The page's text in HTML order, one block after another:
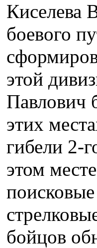
Киселева
боевого
этой
Павлович
этих
гибели 2-
этом
бойцов